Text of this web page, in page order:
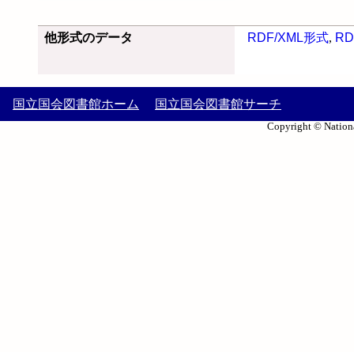
他形式のデータ RDF/XML形式,
国立国会図書館ホーム 国立国会図書館サーチ
Copyright ©